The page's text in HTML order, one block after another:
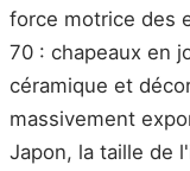
force motrice des
70 : chapeaux en
céramique et
massivement
Japon, la taille de